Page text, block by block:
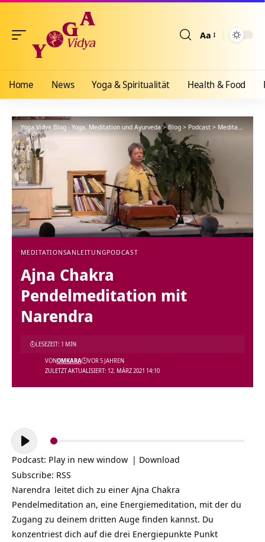
Aa
Home News Yoga & Spiritualität Health & Food
Yoga Vidya Blog - Yoga, Meditation und Ayurveda >Blog > Podcast > Meditationsanleitung
MEDITATIONSANLEITUNGPODCAST
Ajna Chakra
Pendelmeditation mit
Narendra
ZULETZT AKTUALISIERT: 12. MÄRZ 2021 14:10
VONOMKARA VOR 5 JAHREN
LESEZEIT: 1 MIN
Audio-
Player
Podcast: Play in new window | Download
Subscribe: RSS
Narendra leitet dich zu einer Ajna Chakra
Pendelmeditation an, eine Energiemeditation, mit der du
Zugang zu deinem dritten Auge finden kannst. Du
konzentriest dich auf die drei Energiepunkte Punkt